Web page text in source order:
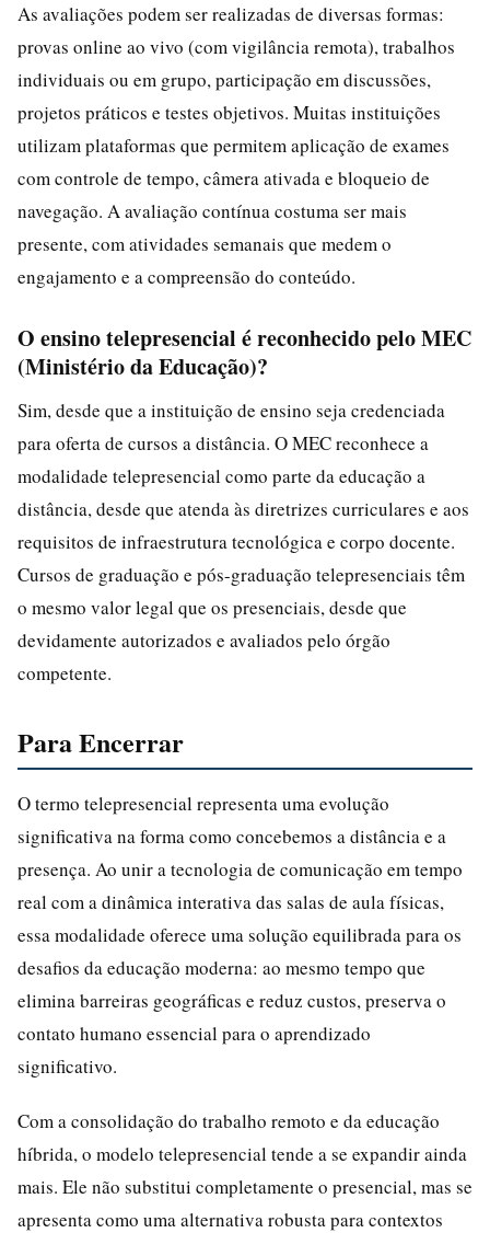
As avaliações podem ser realizadas de diversas formas:
provas online ao vivo (com vigilância remota), trabalhos
individuais ou em grupo, participação em discussões,
projetos práticos e testes objetivos. Muitas instituições
utilizam plataformas que permitem aplicação de exames
com controle de tempo, câmera ativada e bloqueio de
navegação. A avaliação contínua costuma ser mais
presente, com atividades semanais que medem o
engajamento e a compreensão do conteúdo.
O ensino telepresencial é reconhecido pelo MEC
(Ministério da Educação)?
Sim, desde que a instituição de ensino seja credenciada
para oferta de cursos a distância. O MEC reconhece a
modalidade telepresencial como parte da educação a
distância, desde que atenda às diretrizes curriculares e aos
requisitos de infraestrutura tecnológica e corpo docente.
Cursos de graduação e pós-graduação telepresenciais têm
o mesmo valor legal que os presenciais, desde que
devidamente autorizados e avaliados pelo órgão
competente.
Para Encerrar
O termo telepresencial representa uma evolução
significativa na forma como concebemos a distância e a
presença. Ao unir a tecnologia de comunicação em tempo
real com a dinâmica interativa das salas de aula físicas,
essa modalidade oferece uma solução equilibrada para os
desafios da educação moderna: ao mesmo tempo que
elimina barreiras geográficas e reduz custos, preserva o
contato humano essencial para o aprendizado
significativo.
Com a consolidação do trabalho remoto e da educação
híbrida, o modelo telepresencial tende a se expandir ainda
mais. Ele não substitui completamente o presencial, mas se
apresenta como uma alternativa robusta para contextos